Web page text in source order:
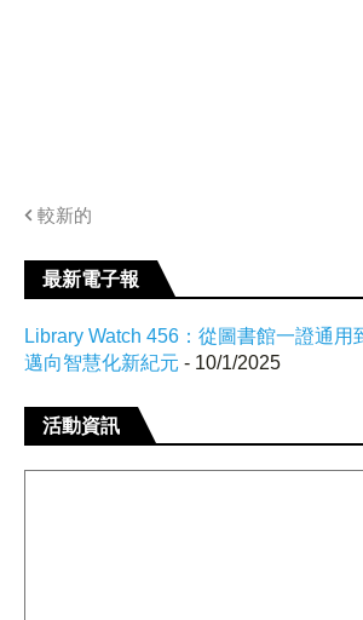
較新的
最新電子報
Library Watch 456：從圖書館一證通用
邁向智慧化新紀元 - 10/1/2025
活動資訊